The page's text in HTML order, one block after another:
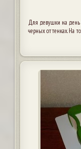
Для девушки на день
черных оттенках. На